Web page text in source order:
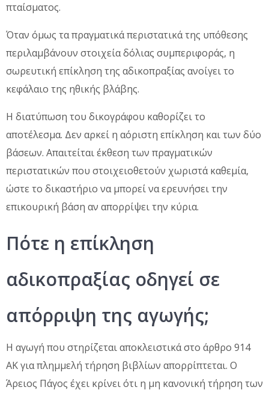
πταίσματος.
Όταν όμως τα πραγματικά περιστατικά της υπόθεσης
περιλαμβάνουν στοιχεία δόλιας συμπεριφοράς, η
σωρευτική επίκληση της αδικοπραξίας ανοίγει το
κεφάλαιο της ηθικής βλάβης.
Η διατύπωση του δικογράφου καθορίζει το
αποτέλεσμα. Δεν αρκεί η αόριστη επίκληση και των δύο
βάσεων. Απαιτείται έκθεση των πραγματικών
περιστατικών που στοιχειοθετούν χωριστά καθεμία,
ώστε το δικαστήριο να μπορεί να ερευνήσει την
επικουρική βάση αν απορρίψει την κύρια.
Πότε η επίκληση
αδικοπραξίας οδηγεί σε
απόρριψη της αγωγής;
Η αγωγή που στηρίζεται αποκλειστικά στο άρθρο 914
ΑΚ για πλημμελή τήρηση βιβλίων απορρίπτεται. Ο
Άρειος Πάγος έχει κρίνει ότι η μη κανονική τήρηση των